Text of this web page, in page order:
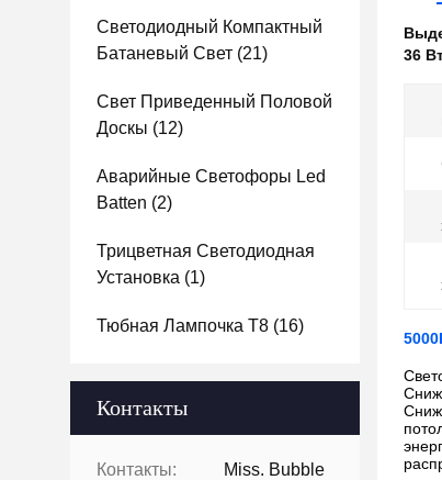
Светодиодный Компактный
Батаневый Свет (21)
Свет Приведенный Половой
Доскы (12)
Аварийные Светофоры Led
Batten (2)
Трицветная Светодиодная
Установка (1)
Тюбная Лампочка T8 (16)
Контакты
Контакты: Miss. Bubble
36